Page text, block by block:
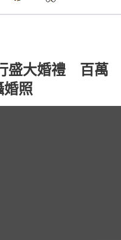
盛大婚禮 百萬
婚照